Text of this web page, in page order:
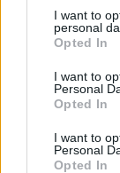
I want to
personal
Opted In
I want to
Personal
Opted In
I want to
Personal
Opted In